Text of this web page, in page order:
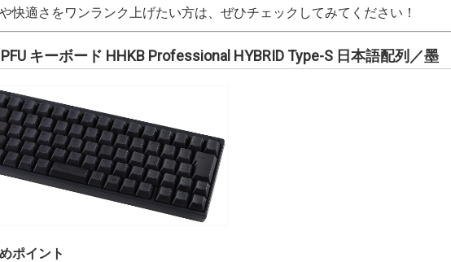
快適さをワンランク上げたい方は、ぜひチェックしてみてください！
キーボード HHKB Professional HYBRID Type-S 日本語配列／墨
ポイント